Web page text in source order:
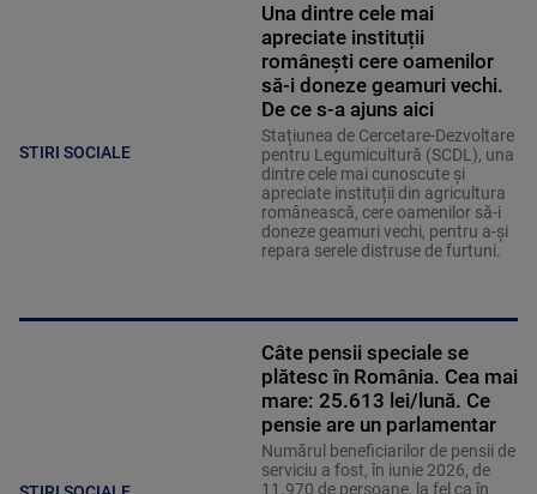
STIRI SOCIALE
Una dintre cele mai
apreciate instituții
românești cere oamenilor
să-i doneze geamuri vechi.
De ce s-a ajuns aici
Stațiunea de Cercetare-Dezvoltare
pentru Legumicultură (SCDL), una
dintre cele mai cunoscute și
apreciate instituții din agricultura
românească, cere oamenilor să-i
doneze geamuri vechi, pentru a-și
repara serele distruse de furtuni.
Câte pensii speciale se
plătesc în România. Cea mai
mare: 25.613 lei/lună. Ce
pensie are un parlamentar
Numărul beneficiarilor de pensii de
serviciu a fost, în iunie 2026, de
11.970 de persoane, la fel ca în